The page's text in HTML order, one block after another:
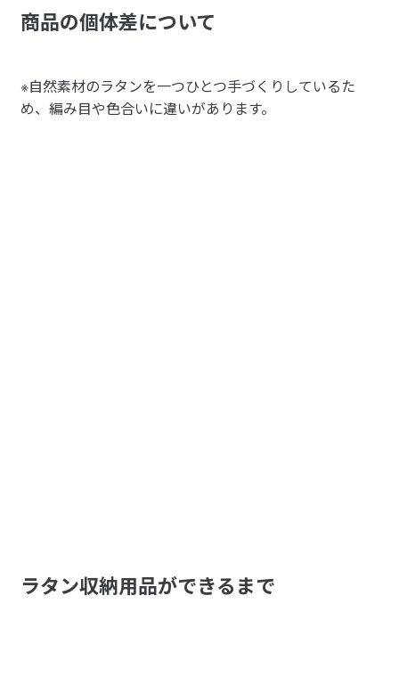
商品の個体差について
※自然素材のラタンを一つひとつ手づくりしているた
め、編み目や色合いに違いがあります。
ラタン収納用品ができるまで